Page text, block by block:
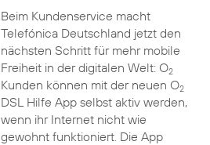
Beim Kundenservice macht
Telefónica Deutschland jetzt den
nächsten Schritt für mehr mobile
Freiheit in der digitalen Welt: O2
Kunden können mit der neuen O2
DSL Hilfe App selbst aktiv werden,
wenn ihr Internet nicht wie
gewohnt funktioniert. Die App